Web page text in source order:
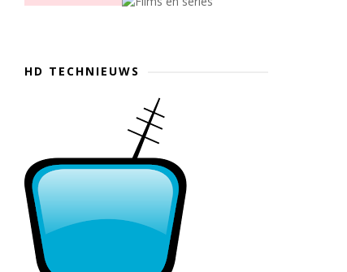
HD TECHNIEUWS